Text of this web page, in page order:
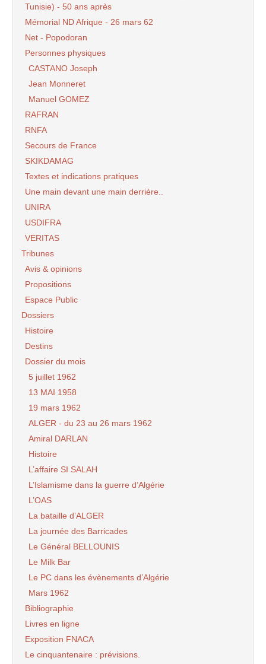
Tunisie) - 50 ans après
Mémorial ND Afrique - 26 mars 62
Net - Popodoran
Personnes physiques
CASTANO Joseph
Jean Monneret
Manuel GOMEZ
RAFRAN
RNFA
Secours de France
SKIKDAMAG
Textes et indications pratiques
Une main devant une main derrière..
UNIRA
USDIFRA
VERITAS
Tribunes
Avis & opinions
Propositions
Espace Public
Dossiers
Histoire
Destins
Dossier du mois
5 juillet 1962
13 MAI 1958
19 mars 1962
ALGER - du 23 au 26 mars 1962
Amiral DARLAN
Histoire
L’affaire SI SALAH
L’Islamisme dans la guerre d’Algérie
L’OAS
La bataille d’ALGER
La journée des Barricades
Le Général BELLOUNIS
Le Milk Bar
Le PC dans les évènements d’Algérie
Mars 1962
Bibliographie
Livres en ligne
Exposition FNACA
Le cinquantenaire : prévisions.